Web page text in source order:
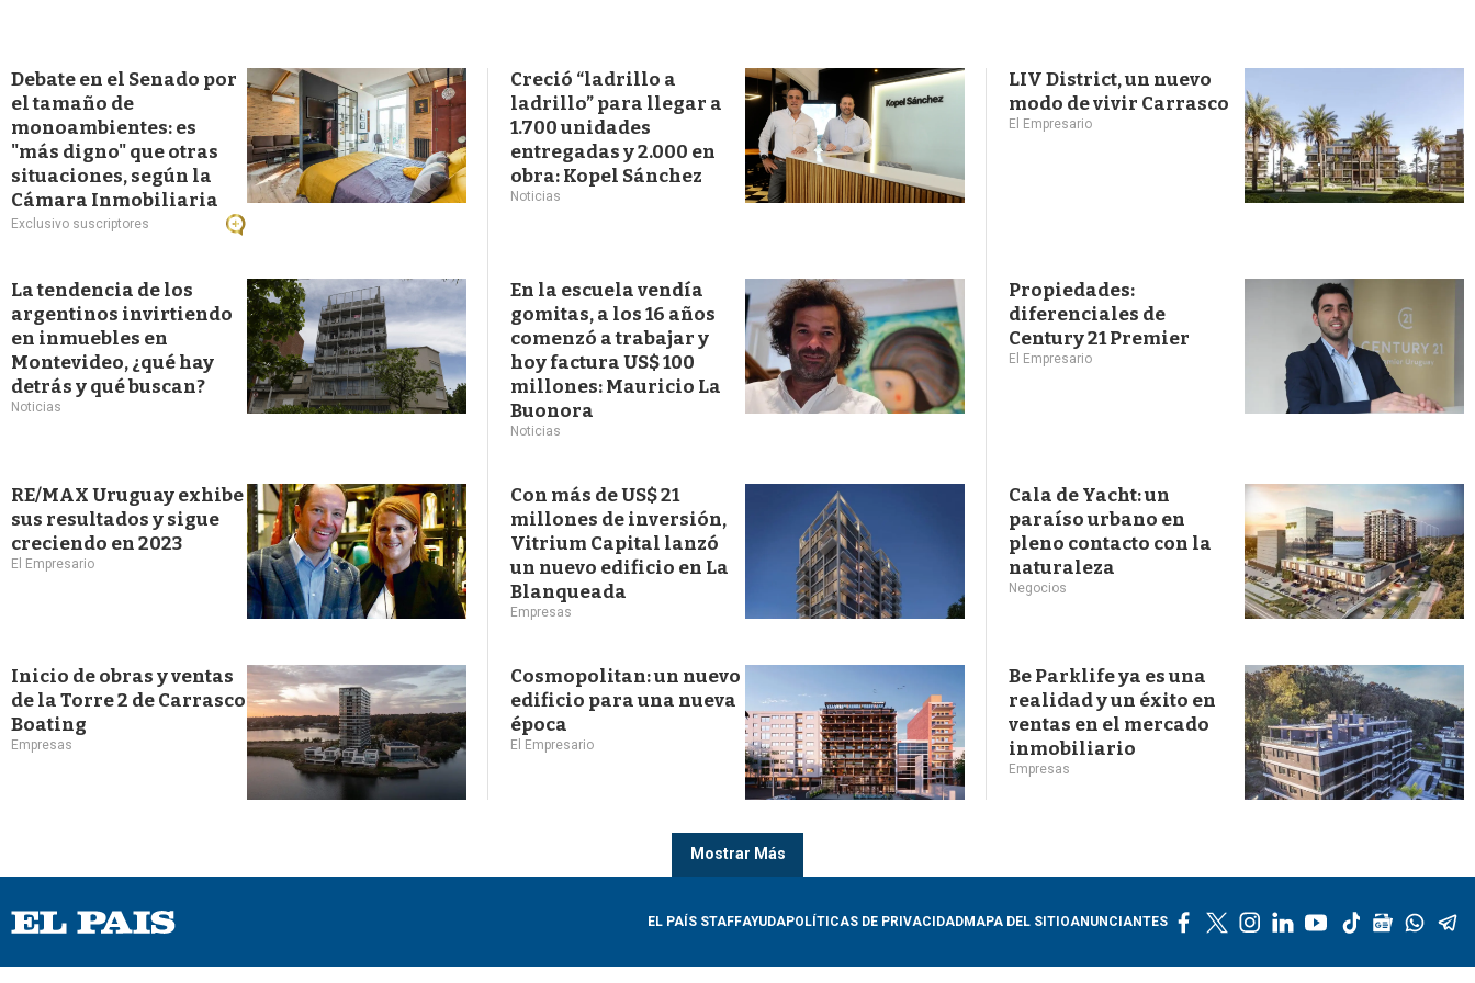
Debate en el Senado por
el tamaño de
monoambientes: es
"más digno" que otras
situaciones, según la
Cámara Inmobiliaria
Exclusivo suscriptores
Creció “ladrillo a
ladrillo” para llegar a
1.700 unidades
entregadas y 2.000 en
obra: Kopel Sánchez
Noticias
LIV District, un nuevo
modo de vivir Carrasco
El Empresario
La tendencia de los
argentinos invirtiendo
en inmuebles en
Montevideo, ¿qué hay
detrás y qué buscan?
Noticias
En la escuela vendía
gomitas, a los 16 años
comenzó a trabajar y
hoy factura US$ 100
millones: Mauricio La
Buonora
Noticias
Propiedades:
diferenciales de
Century 21 Premier
El Empresario
RE/MAX Uruguay exhibe
sus resultados y sigue
creciendo en 2023
El Empresario
Con más de US$ 21
millones de inversión,
Vitrium Capital lanzó
un nuevo edificio en La
Blanqueada
Empresas
Cala de Yacht: un
paraíso urbano en
pleno contacto con la
naturaleza
Negocios
Inicio de obras y ventas
de la Torre 2 de Carrasco
Boating
Empresas
Cosmopolitan: un nuevo
edificio para una nueva
época
El Empresario
Be Parklife ya es una
realidad y un éxito en
ventas en el mercado
inmobiliario
Empresas
Mostrar Más
EL PAÍS STAFFAYUDAPOLÍTICAS DE PRIVACIDADMAPA DEL SITIOANUNCIANTES
c
w
i
s
l
n
y
u
t
k
g
o
w
a
l